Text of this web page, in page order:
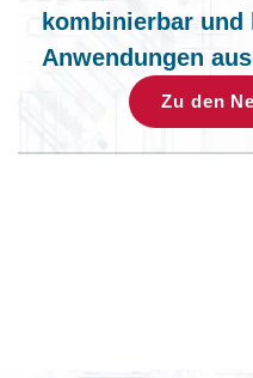
kombinierbar und
Anwendungen
Zu den